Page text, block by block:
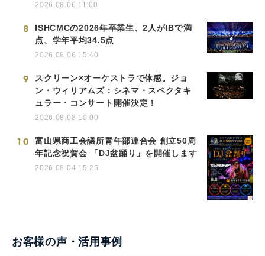
2026.08.06 11:00
8
ISHCMCの2026年卒業生、2人がIBで満
点、学年平均34.5点
2026.08.06 15:40
9
スクリーン×オーケストラで体感。ジョ
ン・ウィリアムズ：シネマ・スペクタキ
ュラー・コンサート開催決定！
2026.08.08 10:00
10
富山県商工会議所青年部連合会 創立50周
年記念祝賀会 「DJ盆踊り」を開催します
2026.08.04 15:25
お客様の声・活用事例